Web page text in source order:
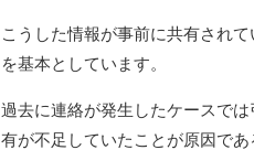
こうした情報が事前に共有され
を基本としています。
過去に連絡が発生したケースで
有が不足していたことが原因であ